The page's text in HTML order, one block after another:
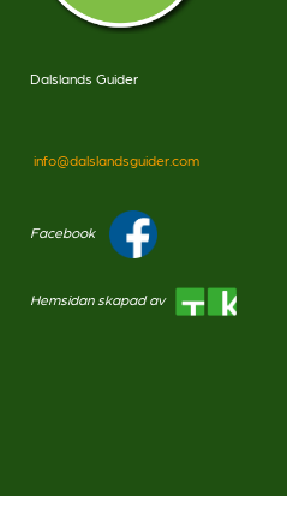
Dalslands Guider
info@dalslandsguider.com
Facebook
Hemsidan skapad av